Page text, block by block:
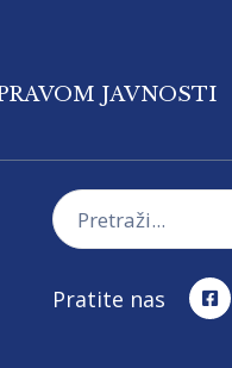
JAVNOSTI
Pratite nas